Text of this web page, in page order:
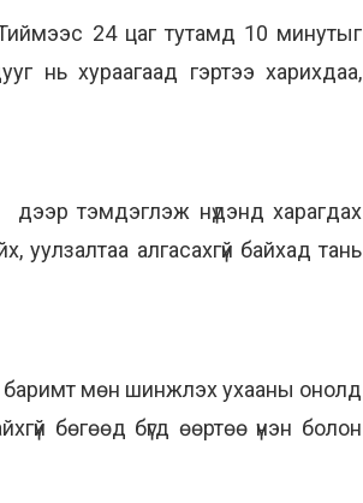
24 цаг тутамд 10 минутыг
нь хураагаад гэртээ харихдаа,
дээр тэмдэглэж нүдэнд харагдах
уулзалтаа алгасахгүй байхад тань
баримт мөн шинжлэх ухааны онолд
бөгөөд бүгд өөртөө үнэн болон